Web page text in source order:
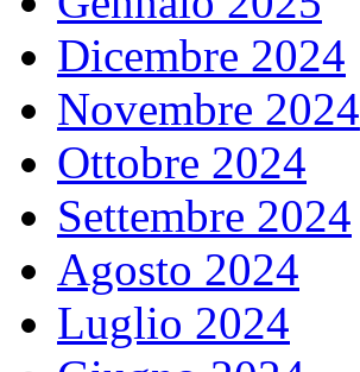
Dicembre 2024
Novembre 2024
Ottobre 2024
Settembre 2024
Agosto 2024
Luglio 2024